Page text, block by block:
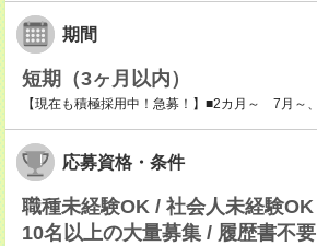
期間
短期（3ヶ月以内）
【現在も積極採用中！急募！】■2カ月～ 7月～
応募資格・条件
職種未経験OK / 社会人未経験
10名以上の大量募集 / 履歴書不